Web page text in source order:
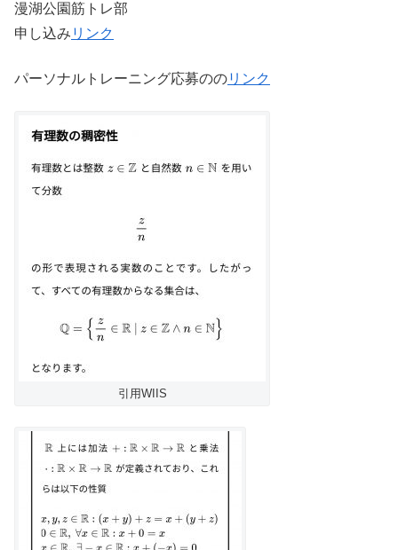
漫湖公園筋トレ部
申し込み リンク
パーソナルトレーニング応募ののリンク
引用WIIS